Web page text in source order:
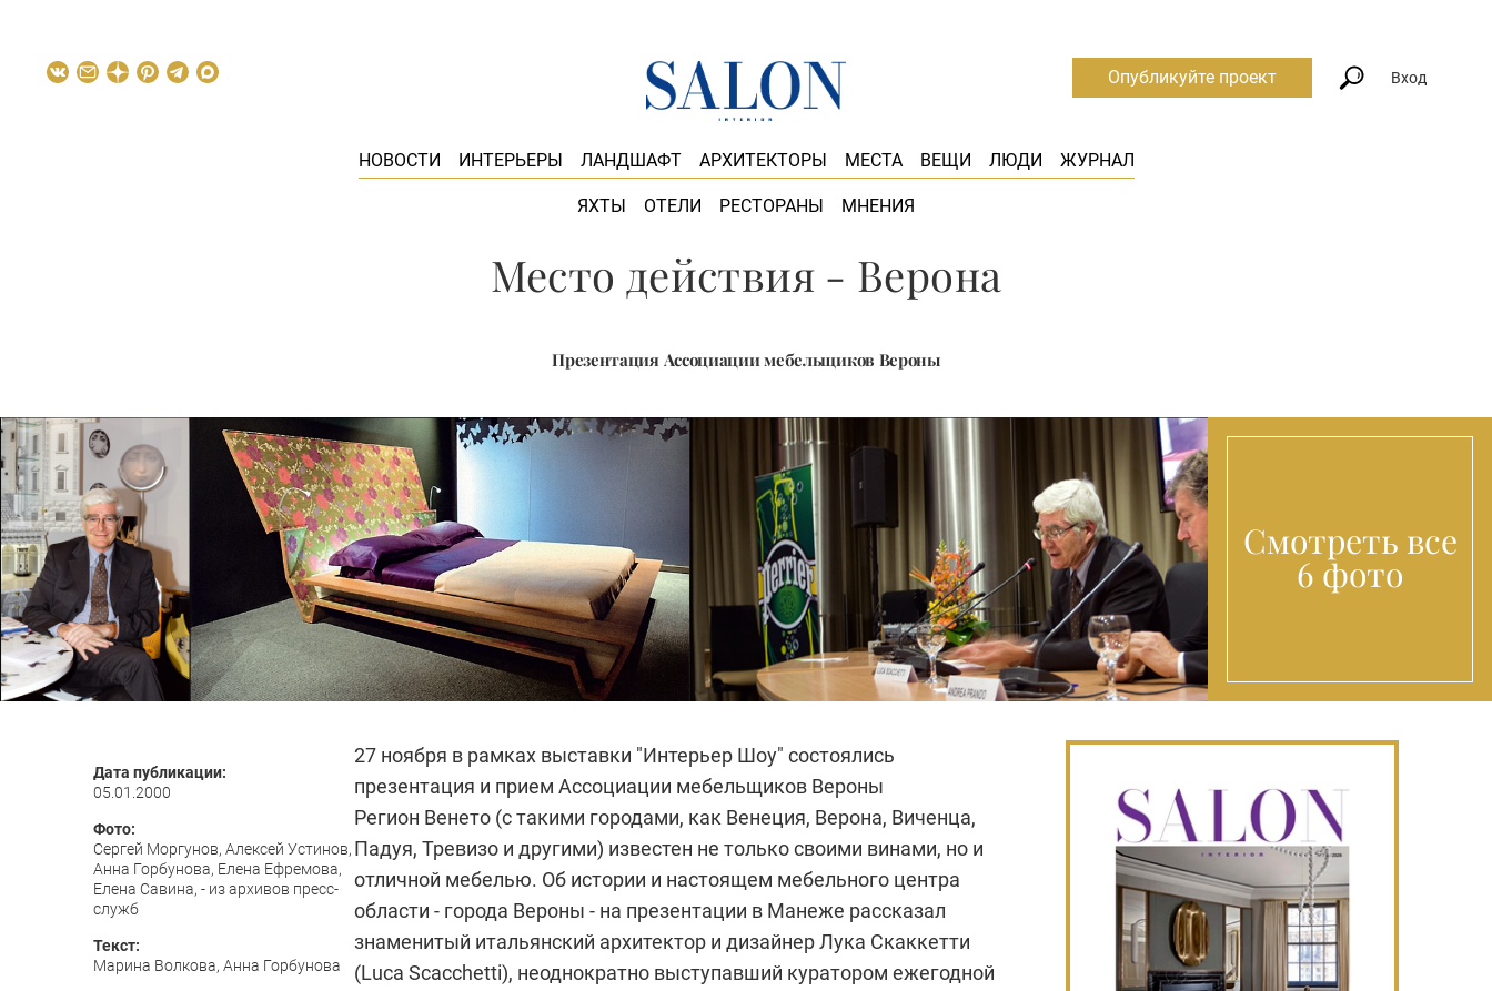
НОВОСТИ ИНТЕРЬЕРЫ ЛАНДШАФТ АРХИТЕКТОРЫ МЕСТА ВЕЩИ ЛЮДИ ЖУРНАЛ
ЯХТЫ ОТЕЛИ РЕСТОРАНЫ МНЕНИЯ
Опубликуйте проект Вход
Место действия - Верона
Презентация Ассоциации мебельщиков Вероны
Смотреть все
6 фото
Дата публикации:
05.01.2000
Фото:
Сергей Моргунов, Алексей Устинов,
Анна Горбунова, Елена Ефремова,
Елена Савина, - из архивов пресс-
служб
Текст:
Марина Волкова, Анна Горбунова
27 ноября в рамках выставки "Интерьер Шоу" состоялись
презентация и прием Ассоциации мебельщиков Вероны
Регион Венето (с такими городами, как Венеция, Верона, Виченца,
Падуя, Тревизо и другими) известен не только своими винами, но и
отличной мебелью. Об истории и настоящем мебельного центра
области - города Вероны - на презентации в Манеже рассказал
знаменитый итальянский архитектор и дизайнер Лука Скаккетти
(Luca Scacchetti), неоднократно выступавший куратором ежегодной